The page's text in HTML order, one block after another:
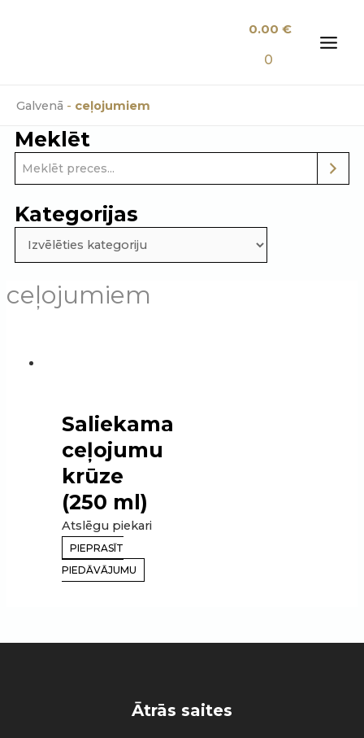
0.00€
0
Galvenā - ceļojumiem
Meklēt
Kategorijas
ceļojumiem
Saliekama
ceļojumu
krūze
(250 ml)
Atslēgu piekari
PIEPRASĪT
PIEDĀVĀJUMU
Ātrās saites